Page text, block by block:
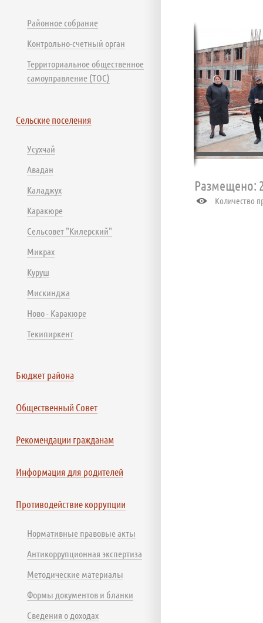
Размещено:
Количество
Районное собрание
Контрольно-счетный орган
Территориальное общественное
самоуправление (ТОС)
Сельские поселения
Усухчай
Авадан
Каладжух
Каракюре
Сельсовет "Килерский"
Микрах
Куруш
Мискинджа
Ново - Каракюре
Текипиркент
Бюджет района
Общественный Совет
Рекомендации гражданам
Информация для родителей
Противодействие коррупции
Нормативные правовые акты
Антикоррупционная экспертиза
Методические материалы
Формы документов и бланки
Сведения о доходах